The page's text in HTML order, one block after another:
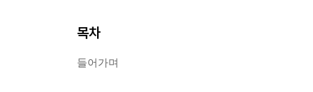
목차
들어가며